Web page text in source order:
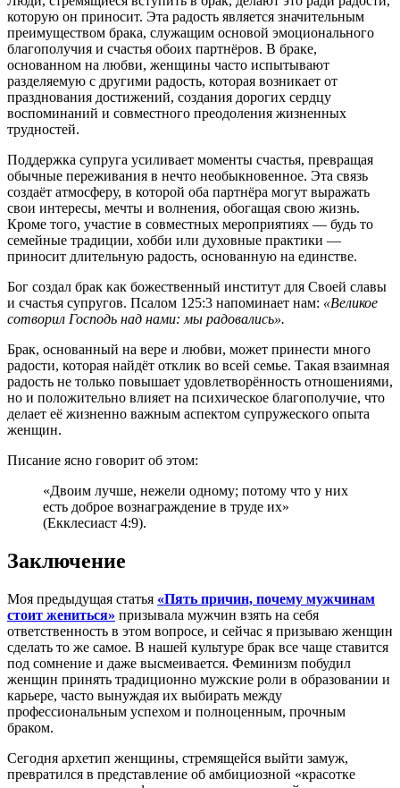
которую он приносит. Эта радость является значительным
преимуществом брака, служащим основой эмоционального
благополучия и счастья обоих партнёров. В браке,
основанном на любви, женщины часто испытывают
разделяемую с другими радость, которая возникает от
празднования достижений, создания дорогих сердцу
воспоминаний и совместного преодоления жизненных
трудностей.
Поддержка супруга усиливает моменты счастья, превращая
обычные переживания в нечто необыкновенное. Эта связь
создаёт атмосферу, в которой оба партнёра могут выражать
свои интересы, мечты и волнения, обогащая свою жизнь.
Кроме того, участие в совместных мероприятиях — будь то
семейные традиции, хобби или духовные практики —
приносит длительную радость, основанную на единстве.
Бог создал брак как божественный институт для Своей славы
и счастья супругов. Псалом 125:3 напоминает нам: «Великое
сотворил Господь над нами: мы радовались».
Брак, основанный на вере и любви, может принести много
радости, которая найдёт отклик во всей семье. Такая взаимная
радость не только повышает удовлетворённость отношениями,
но и положительно влияет на психическое благополучие, что
делает её жизненно важным аспектом супружеского опыта
женщин.
Писание ясно говорит об этом:
«Двоим лучше, нежели одному; потому что у них
есть доброе вознаграждение в труде их»
(Екклесиаст 4:9).
Заключение
Моя предыдущая статья «Пять причин, почему мужчинам
стоит жениться» призывала мужчин взять на себя
ответственность в этом вопросе, и сейчас я призываю женщин
сделать то же самое. В нашей культуре брак все чаще ставится
под сомнение и даже высмеивается. Феминизм побудил
женщин принять традиционно мужские роли в образовании и
карьере, часто вынуждая их выбирать между
профессиональным успехом и полноценным, прочным
браком.
Сегодня архетип женщины, стремящейся выйти замуж,
превратился в представление об амбициозной «красотке